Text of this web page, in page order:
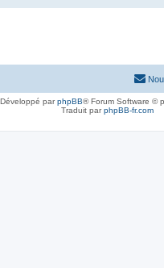
Développé parphpBB® Forum Software ©
Traduit parphpBB-fr.com